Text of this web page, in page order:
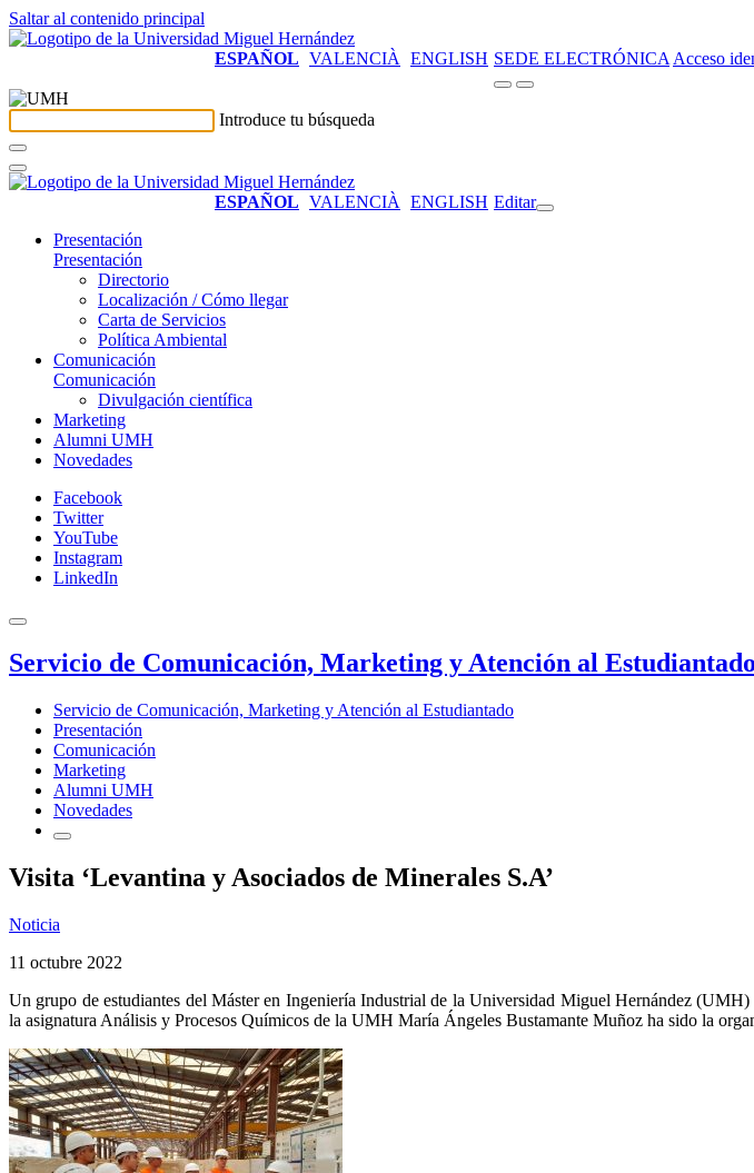
Saltar al contenido principal
ESPAÑOL VALENCIÀ ENGLISH SEDE ELECTRÓNICA Acceso
Introduce tu búsqueda
ESPAÑOL VALENCIÀ ENGLISH Editar
Presentación
Presentación
Directorio
Localización / Cómo llegar
Carta de Servicios
Política Ambiental
Comunicación
Comunicación
Divulgación científica
Marketing
Alumni UMH
Novedades
Facebook
Twitter
YouTube
Instagram
LinkedIn
Servicio de Comunicación, Marketing y Atención al Estudiantado
Servicio de Comunicación, Marketing y Atención al Estudiantado
Presentación
Comunicación
Marketing
Alumni UMH
Novedades
Visita ‘Levantina y Asociados de Minerales S.A’
Noticia
11 octubre 2022
Un grupo de estudiantes del Máster en Ingeniería Industrial de la Universidad Miguel Hernández
la asignatura Análisis y Procesos Químicos de la UMH María Ángeles Bustamante Muñoz ha sido la